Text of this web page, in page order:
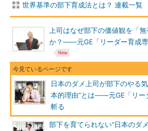
世界基準の部下育成法とは？ 連載一覧
上司はなぜ部下の価値観を「
か？――元GE「リーダー育成
日本のダメ上司が部下のやる
本的理由”とは――元GE「リー
斬る
部下を育てられない“日本のダ